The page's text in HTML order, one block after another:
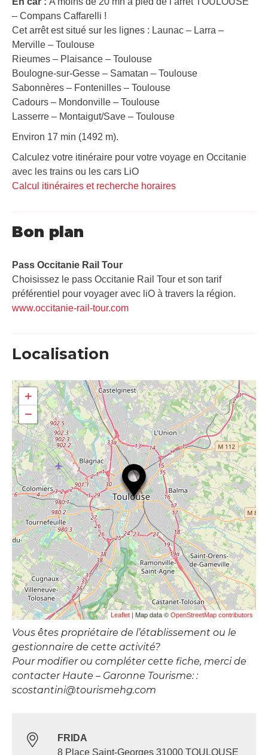
– Compans Caffarelli !
Cet arrêt est situé sur les lignes : Launac – Larra –
Merville – Toulouse
Rieumes – Plaisance – Toulouse
Boulogne-sur-Gesse – Samatan – Toulouse
Sabonnères – Fontenilles – Toulouse
Cadours – Mondonville – Toulouse
Lasserre – Montaigut/Save – Toulouse
Environ 17 min (1492 m).
Calculez votre itinéraire pour votre voyage en Occitanie
avec les trains ou les cars LiO
Calcul itinéraires et recherche horaires
Bon plan
Pass Occitanie Rail Tour​
Choisissez le pass Occitanie Rail Tour et son tarif
préférentiel pour voyager avec liO à travers la région.
www.occitanie-rail-tour.com
Localisation
+
−
Leaflet | Map data © OpenStreetMap contributors
Vous êtes propriétaire de l’établissement ou le
gestionnaire de cette activité?
Pour modifier ou compléter cette fiche, merci de
contacter Haute – Garonne Tourisme: :
scostantini@tourismehg.com
FRIDA
8 Place Saint-Georges 31000 TOULOUSE